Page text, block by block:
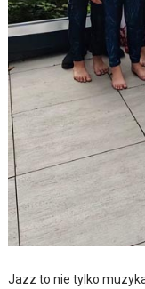
Jazz to nie tylko